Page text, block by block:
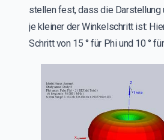
stellen fest, dass die Darstellung
je kleiner der Winkelschritt ist:
Schritt von 15 ° für Phi und 10 °